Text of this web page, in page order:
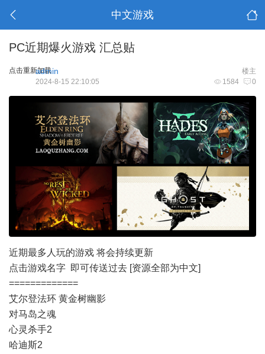
中文游戏
PC近期爆火游戏 汇总贴
点击重新加载 楼主
admin
1584 0
2024-8-15 22:10:05
近期最多人玩的游戏 将会持续更新
点击游戏名字 即可传送过去 [资源全部为中文]
=============
艾尔登法环 黄金树幽影
对马岛之魂
心灵杀手2
哈迪斯2